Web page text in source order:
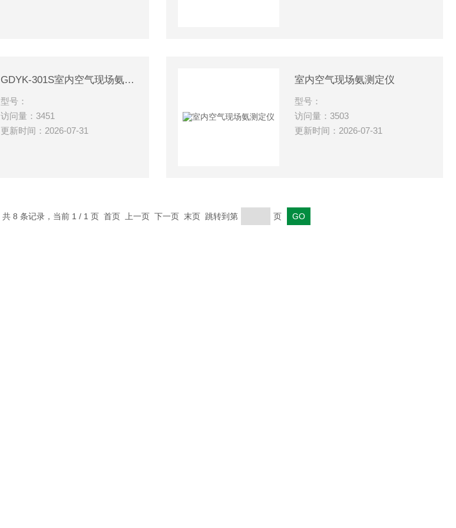
GDYK-301S室内空气现场氨测定仪
型号：
访问量：3451
更新时间：2026-07-31
室内空气现场氨测定仪
型号：
访问量：3503
更新时间：2026-07-31
共 8 条记录，当前 1 / 1 页 首页 上一页 下一页 末页 跳转到第 页